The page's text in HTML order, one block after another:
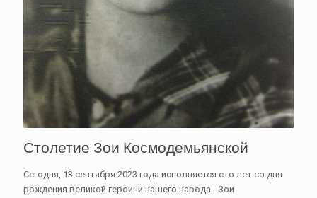
Столетие Зои Космодемьянской
Сегодня, 13 сентября 2023 года исполняется сто лет со дня
рождения великой героини нашего народа - Зои